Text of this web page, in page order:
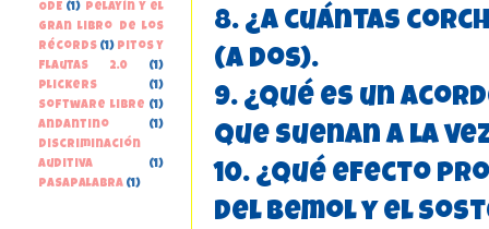
8. ¿A cuántas
(a dos).
9. ¿Qué es un
que suenan a la
10. ¿Qué efecto
del bemol y el
ODE (1)
Pelayín y el
gran libro de los
récords (1) Pitos y
Flautas 2.0
(1)
Plickers
(1)
Software libre (1)
andantino
(1)
discriminación
auditiva
(1)
pasapalabra (1)